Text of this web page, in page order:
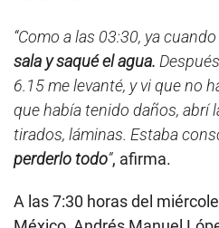
“Como a las 03:30, ya
sala y saqué el agua.
6.15 me levanté, y vi que no
que había tenido daños, abrí
tirados, láminas. Estaba
perderlo todo”, afirma.
A las 7:30 horas del